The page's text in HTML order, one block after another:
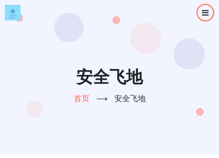
跳
转
安全飞地
首页 ⟶ 安全飞地